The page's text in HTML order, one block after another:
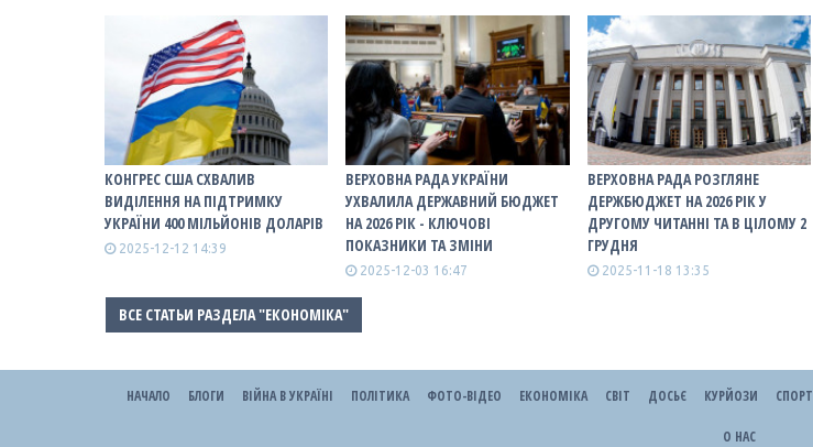
КОНГРЕС США СХВАЛИВ
ВИДІЛЕННЯ НА ПІДТРИМКУ
УКРАЇНИ 400 МІЛЬЙОНІВ ДОЛАРІВ
2025-12-12 14:39
ВЕРХОВНА РАДА УКРАЇНИ
УХВАЛИЛА ДЕРЖАВНИЙ БЮДЖЕТ
НА 2026 РІК - КЛЮЧОВІ
ПОКАЗНИКИ ТА ЗМІНИ
2025-12-03 16:47
ВЕРХОВНА РАДА РОЗГЛЯНЕ
ДЕРЖБЮДЖЕТ НА 2026 РІК У
ДРУГОМУ ЧИТАННІ ТА В ЦІЛОМУ 2
ГРУДНЯ
2025-11-18 13:35
ВСЕ СТАТЬИ РАЗДЕЛА "ЕКОНОМІКА"
НАЧАЛО БЛОГИ ВІЙНА В УКРАЇНІ ПОЛІТИКА ФОТО-ВІДЕО ЕКОНОМІКА СВІТ ДОСЬЄ КУРЙОЗИ СПОРТ
О НАС